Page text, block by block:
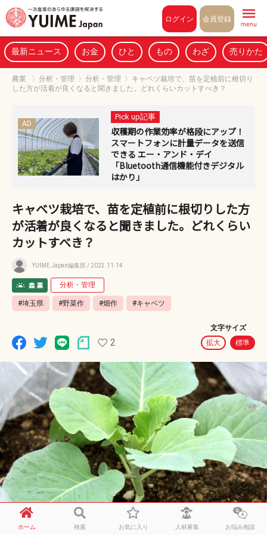
ログイン 会員登録
menu
最新ニュース お金 ひと もの わざ 売りかた
農業 〉 分析・管理 〉 分析・管理 〉 キャベツ栽培で、苗を定植前に根切り
した方が活着が良くなると聞きました。どれくらいカットすべき？
AD
Pick up記事
収穫期の作業効率が格段にアップ！
スマートフォンに計量データを送信
できる エー・アンド・デイ
「Bluetooth通信機能付きデジタル
はかり」
キャベツ栽培で、苗を定植前に根切りした方
が活着が良くなると聞きました。どれくらい
カットすべき？
YUIME Japan編集部 / 2023.11.14
分析・管理
#埼玉県 #野菜作 #畑作 #キャベツ
2
文字サイズ
拡大
標準
ホーム 検索 お気に入り 人材募集 お悩み相談